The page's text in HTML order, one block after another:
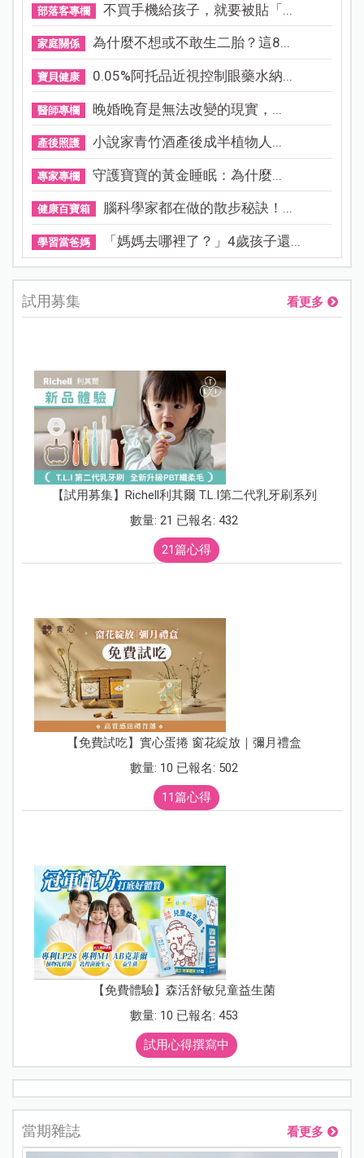
部落客專欄 不買手機給孩子，就要被貼「...
家庭關係 為什麼不想或不敢生二胎？這8...
寶貝健康 0.05%阿托品近視控制眼藥水納...
醫師專欄 晚婚晚育是無法改變的現實，...
產後照護 小說家青竹酒產後成半植物人...
專家專欄 守護寶寶的黃金睡眠：為什麼...
健康百寶箱 腦科學家都在做的散步秘訣！...
學習當爸媽 「媽媽去哪裡了？」4歲孩子還...
試用募集 看更多
【試用募集】Richell利其爾 T.L.I第二代乳牙刷系列
數量: 21 已報名: 432
21篇心得
【免費試吃】實心蛋捲 窗花綻放｜彌月禮盒
數量: 10 已報名: 502
11篇心得
【免費體驗】森活舒敏兒童益生菌
數量: 10 已報名: 453
試用心得撰寫中
當期雜誌 看更多